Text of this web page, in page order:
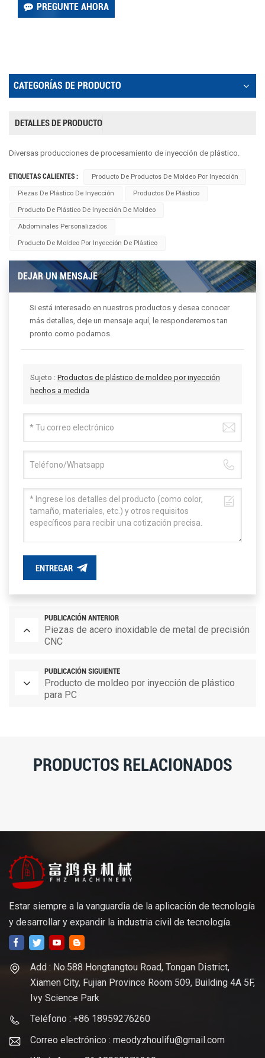
PREGUNTE AHORA
CATEGORÍAS DE PRODUCTO
DETALLES DE PRODUCTO
Diversas producciones de procesamiento de inyección de plástico.
ETIQUETAS CALIENTES : Producto De Productos De Moldeo Por Inyección
Piezas De Plástico De Inyección Productos De Plástico
Producto De Plástico De Inyección De Moldeo
Abdominales Personalizados
Producto De Moldeo Por Inyección De Plástico
DEJAR UN MENSAJE
Si está interesado en nuestros productos y desea conocer
más detalles, deje un mensaje aquí, le responderemos tan
pronto como podamos.
Sujeto : Productos de plástico de moldeo por inyección
hechos a medida
ENTREGAR
PUBLICACIÓN ANTERIOR
Piezas de acero inoxidable de metal de precisión
CNC
PUBLICACIÓN SIGUIENTE
Producto de moldeo por inyección de plástico
para PC
PRODUCTOS RELACIONADOS
Estar siempre a la vanguardia de la aplicación de tecnología
y desarrollar y expandir la industria civil de tecnología.
Add : No.588 Hongtangtou Road, Tongan District,
Xiamen City, Fujian Province Room 509, Building 4A 5F,
Ivy Science Park
Teléfono : +86 18959276260
Correo electrónico : meodyzhoulifu@gmail.com